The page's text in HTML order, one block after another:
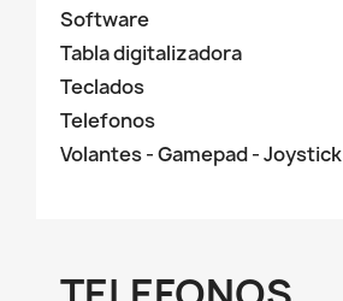
Software
Tabla digitalizadora
Teclados
Telefonos
Volantes - Gamepad - Joystick